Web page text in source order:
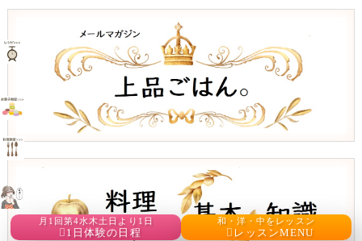
月1回第4水木土日より1日
1日体験の日程
和・洋・中をレッスン
レッスンMENU